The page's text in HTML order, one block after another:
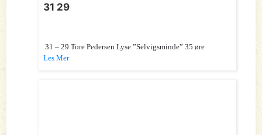
31 29
31 – 29 Tore Pedersen Lyse ”Selvigsminde” 35 øre
Les Mer